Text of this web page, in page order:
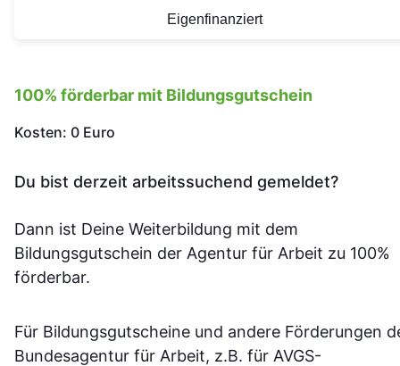
Eigenfinanziert
100% förderbar mit Bildungsgutschein
Kosten: 0 Euro
Du bist derzeit arbeitssuchend gemeldet?
Dann ist Deine Weiterbildung mit dem
Bildungsgutschein der Agentur für Arbeit zu 100%
förderbar.
Für Bildungsgutscheine und andere Förderungen
Bundesagentur für Arbeit, z.B. für AVGS-